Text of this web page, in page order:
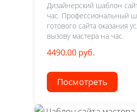
Дизайнерский шаблон
час. Профессиональный
готового сайта оказания
вызову мастера на час.
4490.00 руб.
Посмотреть